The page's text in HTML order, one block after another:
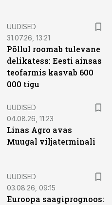
UUDISED
31.07.26, 13:21
Põllul roomab tulevane
delikatess: Eesti ainsas
teofarmis kasvab 600
000 tigu
UUDISED
04.08.26, 11:23
Linas Agro avas
Muugal viljaterminali
UUDISED
03.08.26, 09:15
Euroopa saagiprognoos: